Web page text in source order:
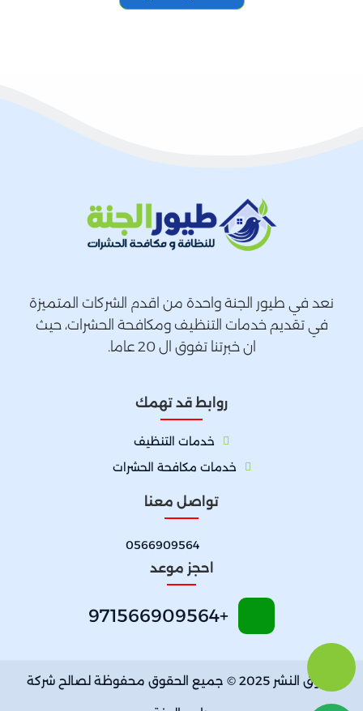
نعد في طيور الجنة واحدة من اقدم الشركات المتميزة
في تقديم خدمات التنظيف ومكافحة الحشرات، حيث
ان خبرتنا تفوق ال 20 عاما.
روابط قد تهمك
خدمات التنظيف
خدمات مكافحة الحشرات
تواصل معنا
0566909564
احجز موعد
+971566909564
حقوق النشر 2025 © جميع الحقوق محفوظة لصالح شركة